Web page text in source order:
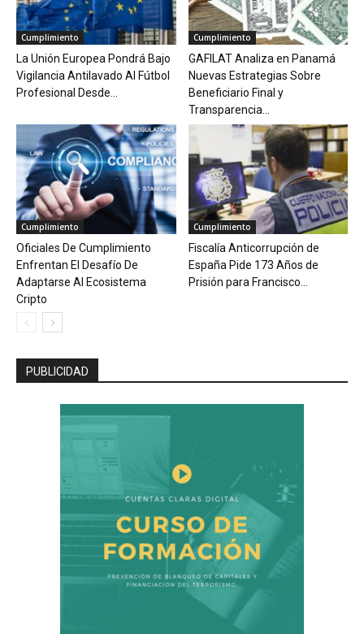
Cumplimiento
La Unión Europea Pondrá Bajo
Vigilancia Antilavado Al Fútbol
Profesional Desde...
Cumplimiento
GAFILAT Analiza en Panamá
Nuevas Estrategias Sobre
Beneficiario Final y
Transparencia...
Cumplimiento
Oficiales De Cumplimiento
Enfrentan El Desafío De
Adaptarse Al Ecosistema
Cripto
Cumplimiento
Fiscalía Anticorrupción de
España Pide 173 Años de
Prisión para Francisco...
PUBLICIDAD